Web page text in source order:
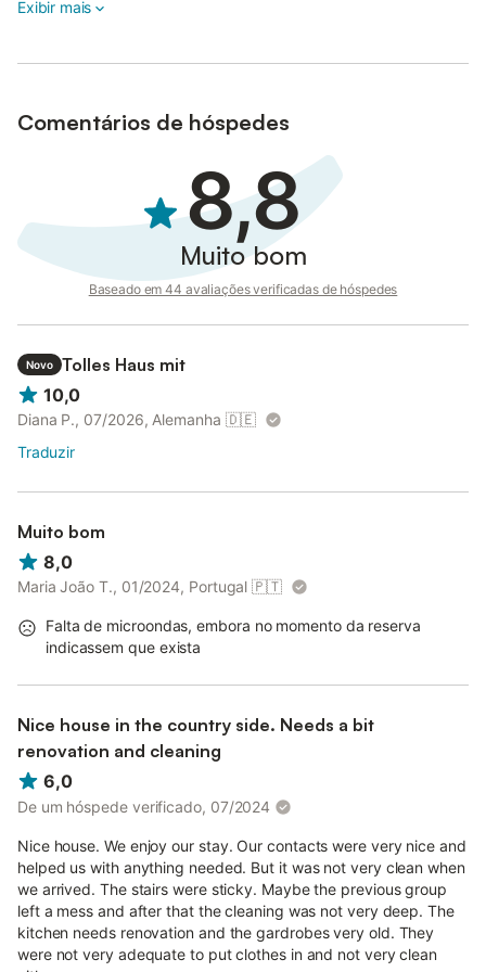
com antecedência.
tratamento da piscina, pelo que pedimos que mantenham o
evitar que saia da propriedade.
Exibir mais
Comentários de hóspedes
8,8
Muito bom
Baseado em 44 avaliações verificadas de hóspedes
Novo
Tolles Haus mit
10,0
Diana P., 07/2026, Alemanha 🇩🇪
Traduzir
Muito bom
8,0
Maria João T., 01/2024, Portugal 🇵🇹
Falta de microondas, embora no momento da reserva
indicassem que exista
Nice house in the country side. Needs a bit
renovation and cleaning
6,0
De um hóspede verificado, 07/2024
Nice house. We enjoy our stay. Our contacts were very nice and
helped us with anything needed. But it was not very clean when
we arrived. The stairs were sticky. Maybe the previous group
left a mess and after that the cleaning was not very deep. The
kitchen needs renovation and the gardrobes very old. They
were not very adequate to put clothes in and not very clean